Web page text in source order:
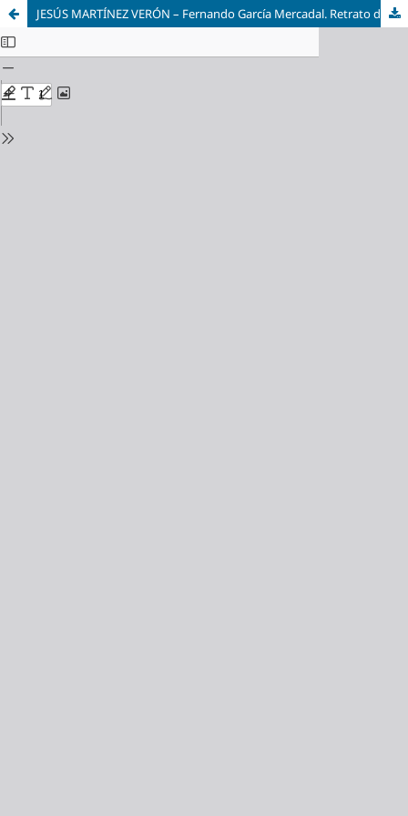
JESÚS MARTÍNEZ VERÓN – Fernando García Mercadal. Retrato de un arquitecto con sombrero